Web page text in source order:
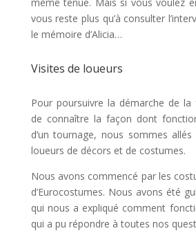
vous reste plus qu’à consulter
le mémoire d’Alicia…
Visites de loueurs
Pour poursuivre la démarche de
de connaître la façon dont
d’un tournage, nous sommes
loueurs de décors et de costumes.
Nous avons commencé par les
d’Eurocostumes. Nous avons été
qui nous a expliqué comment
qui a pu répondre à toutes nos